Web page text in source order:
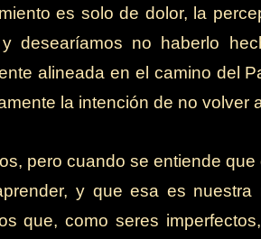
es solo de dolor, la
no haberlo
alineada en el camino del
la intención de no volver
pero cuando se entiende
y que esa es
que, como seres